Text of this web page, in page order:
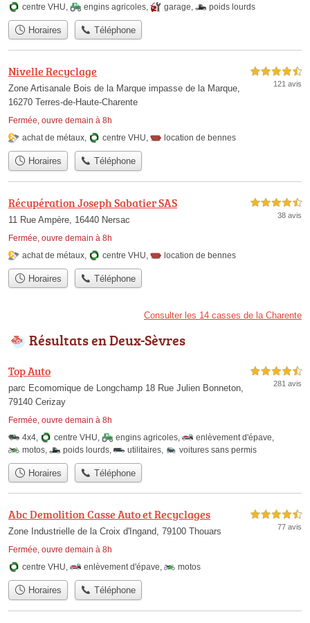
centre VHU engins agricoles garage poids lourds
Horaires Téléphone
Nivelle Recyclage
Zone Artisanale Bois de la Marque impasse de la Marque,
16270 Terres-de-Haute-Charente
Fermée, ouvre demain à 8h
4,5 étoiles sur 5
121 avis
achat de métaux, centre VHU, location de bennes
Horaires Téléphone
Récupération Joseph Sabatier SAS
11 Rue Ampère, 16440 Nersac
Fermée, ouvre demain à 8h
4,5 étoiles sur 5
38 avis
achat de métaux centre VHU location de bennes
Horaires Téléphone
Consulter les 14 casses de la Charente
Résultats en Deux-Sèvres
Top Auto
parc Ecomomique de Longchamp 18 Rue Julien Bonneton,
79140 Cerizay
Fermée, ouvre demain à 8h
4,5 étoiles sur 5
281 avis
4x4, centre VHU, engins agricoles, enlèvement d'épave,
motos, poids lourds, utilitaires, voitures sans permis
Horaires Téléphone
Abc Demolition Casse Auto et Recyclages
Zone Industrielle de la Croix d'Ingand, 79100 Thouars
Fermée, ouvre demain à 8h
4,5 étoiles sur 5
77 avis
centre VHU, enlèvement d'épave, motos
Horaires Téléphone